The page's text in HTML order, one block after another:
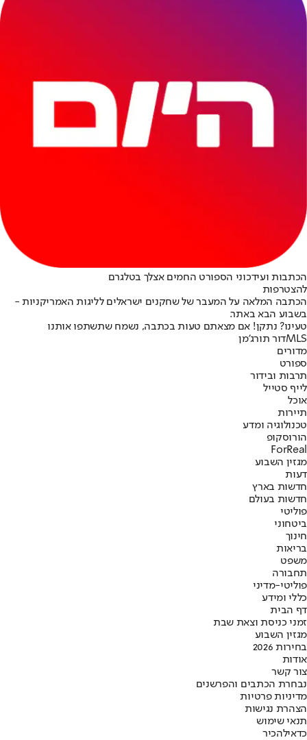
הכתבות ועידכוני הספורט החמים אצלך בטלגרם
להצטרפות
הכתבה המלאה על המעבר של שחקנים ישראלים לליגות האמריקניות -
בשבוע הבא באתר.
טעינו? נתקן! אם מצאתם טעות בכתבה, נשמח שתשתפו אותנו
MLSדור תורג'מן
מדורים
ספורט
תרבות ובידור
לייף סטייל
אוכל
תיירות
טכנולוגיה ומדע
הורוסקופ
ForReal
מגזין השבוע
דעות
חדשות בארץ
חדשות בעולם
פוליטי
ביטחוני
חינוך
בריאות
משפט
תחבורה
פוליטי-מדיני
כללי ומידע
דף הבית
זמני כניסת וצאת שבת
מגזין השבוע
בחירות 2026
אודות
צור קשר
נבחרת הכתבים והפרשנים
מדיניות פרטיות
הצהרת נגישות
תנאי שימוש
כדאילהכיר